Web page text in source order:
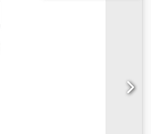
capacity: 130 l
118 cm Pump hopper
64 cm Length (without
kg Included in the set:
Hose cleaning sponge